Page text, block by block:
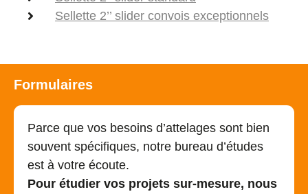
Sellette 2’’ slider convois exceptionnels
Formulaires
Parce que vos besoins d’attelages sont bien
souvent spécifiques, notre bureau d’études
est à votre écoute.
Pour étudier vos projets sur-mesure, nous